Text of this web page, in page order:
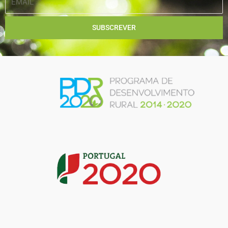
SUBSCREVER